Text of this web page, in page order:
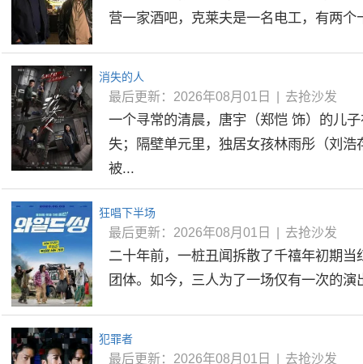
营一家酒吧，克莱夫是一名电工，有两个
消失的人
最后更新：2026年08月01日 去抢沙发
一个寻常的清晨，唐宇（郑恺 饰）的儿
失；隔壁单元里，独居女孩林雨彤（刘浩
被...
狂唱下半场
最后更新：2026年08月01日 去抢沙发
二十年前，一桩丑闻拆散了千禧年初期当
团体。如今，三人为了一场仅有一次的演
犯罪者
最后更新：2026年08月01日 去抢沙发